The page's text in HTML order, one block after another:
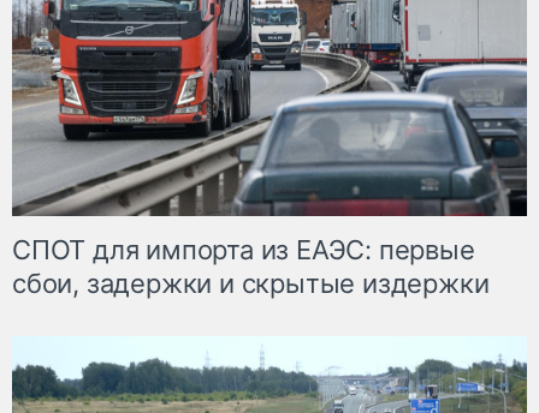
СПОТ для импорта из ЕАЭС: первые
сбои, задержки и скрытые издержки